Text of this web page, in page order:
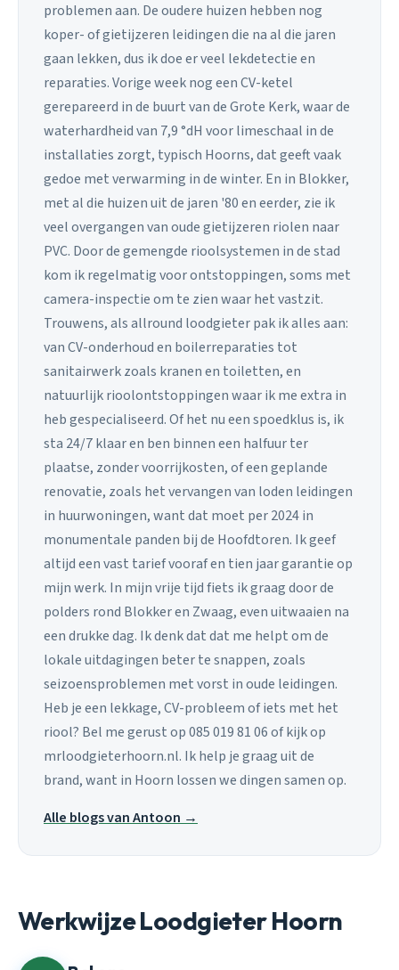
problemen aan. De oudere huizen hebben nog
koper- of gietijzeren leidingen die na al die jaren
gaan lekken, dus ik doe er veel lekdetectie en
reparaties. Vorige week nog een CV-ketel
gerepareerd in de buurt van de Grote Kerk, waar de
waterhardheid van 7,9 °dH voor limeschaal in de
installaties zorgt, typisch Hoorns, dat geeft vaak
gedoe met verwarming in de winter. En in Blokker,
met al die huizen uit de jaren '80 en eerder, zie ik
veel overgangen van oude gietijzeren riolen naar
PVC. Door de gemengde rioolsystemen in de stad
kom ik regelmatig voor ontstoppingen, soms met
camera-inspectie om te zien waar het vastzit.
Trouwens, als allround loodgieter pak ik alles aan:
van CV-onderhoud en boilerreparaties tot
sanitairwerk zoals kranen en toiletten, en
natuurlijk rioolontstoppingen waar ik me extra in
heb gespecialiseerd. Of het nu een spoedklus is, ik
sta 24/7 klaar en ben binnen een halfuur ter
plaatse, zonder voorrijkosten, of een geplande
renovatie, zoals het vervangen van loden leidingen
in huurwoningen, want dat moet per 2024 in
monumentale panden bij de Hoofdtoren. Ik geef
altijd een vast tarief vooraf en tien jaar garantie op
mijn werk. In mijn vrije tijd fiets ik graag door de
polders rond Blokker en Zwaag, even uitwaaien na
een drukke dag. Ik denk dat dat me helpt om de
lokale uitdagingen beter te snappen, zoals
seizoensproblemen met vorst in oude leidingen.
Heb je een lekkage, CV-probleem of iets met het
riool? Bel me gerust op 085 019 81 06 of kijk op
mrloodgieterhoorn.nl. Ik help je graag uit de
brand, want in Hoorn lossen we dingen samen op.
Alle blogs van Antoon →
Werkwijze Loodgieter Hoorn